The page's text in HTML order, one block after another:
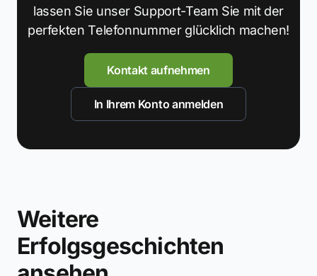
lassen Sie unser Support-Team Sie mit der
perfekten Telefonnummer glücklich machen!
Kontakt aufnehmen
In Ihrem Konto anmelden
Weitere
Erfolgsgeschichten